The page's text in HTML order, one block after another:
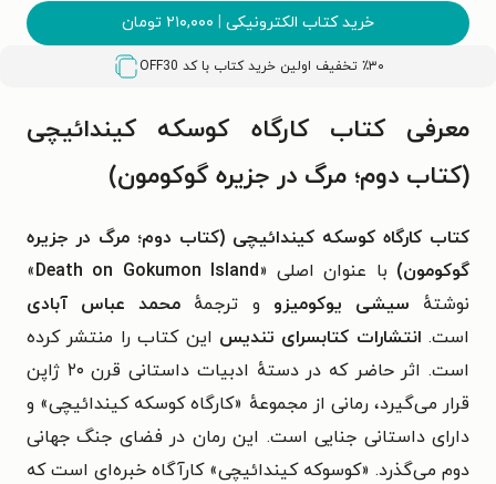
خرید کتاب الکترونیکی | ۲۱۰,۰۰۰ تومان
٪۳۰ تخفیف اولین خرید کتاب با کد OFF30
معرفی کتاب کارگاه کوسکه کیندائیچی
(کتاب دوم؛ مرگ در جزیره گوکومون)
کتاب کارگاه کوسکه کیندائیچی (کتاب دوم؛ مرگ در جزیره
گوکومون) با عنوان اصلی «Death on Gokumon Island
»
نوشتهٔ سیشی یوکومیزو و ترجمهٔ محمد عباس آبادی
است. انتشارات کتابسرای تندیس این کتاب را منتشر کرده
است. اثر حاضر که در دستهٔ ادبیات داستانی قرن ۲۰ ژاپن
قرار می‌گیرد، رمانی از مجموعهٔ «کارگاه کوسکه کیندائیچی» و
دارای داستانی جنایی است. این رمان در فضای جنگ جهانی
دوم می‌گذرد. «کوسوکه کیندائیچی» کارآگاه خبره‌ای است که